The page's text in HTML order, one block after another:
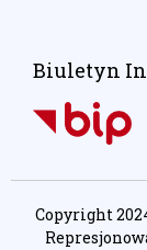
Biuletyn
Copyright